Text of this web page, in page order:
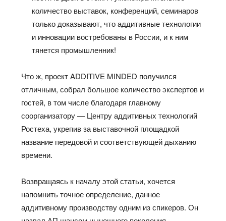
количество выставок, конференций, семинаров
только доказывают, что аддитивные технологии
и инновации востребованы в России, и к ним
тянется промышленник!
Что ж, проект ADDITIVE MINDED получился
отличным, собрал большое количество экспертов и
гостей, в том числе благодаря главному
соорганизатору — Центру аддитивных технологий
Ростеха, укрепив за выставочной площадкой
название передовой и соответствующей дыханию
времени.
Возвращаясь к началу этой статьи, хочется
напомнить точное определение, данное
аддитивному производству одним из спикеров. Он